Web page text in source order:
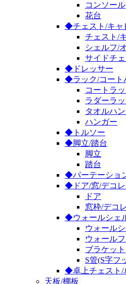
コンソール
花台
◆チェスト/キャ
チェスト/
シェルフ/
サイドチ
◆ドレッサー
◆ラック/コート
コートラ
ラダーラ
タオルハ
ハンガー
◆トルソー
◆脚立/踏台
脚立
踏台
◆パーテーショ
◆ドア/窓/デコ
ドア
窓枠/デコ
◆ウォールシェ
ウォール
ウォール
ブラケット
S管(S字フ
◆卓上チェスト/
天板/棚板